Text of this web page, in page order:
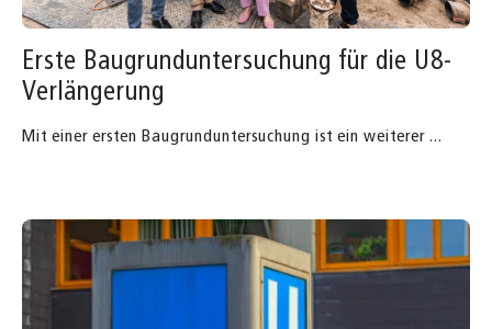
Erste Baugrunduntersuchung für die U8-
Verlängerung
Mit einer ersten Baugrunduntersuchung ist ein weiterer ...